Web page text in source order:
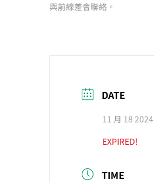
與前線差會聯絡。
DATE
11 月 18 2024
EXPIRED!
TIME